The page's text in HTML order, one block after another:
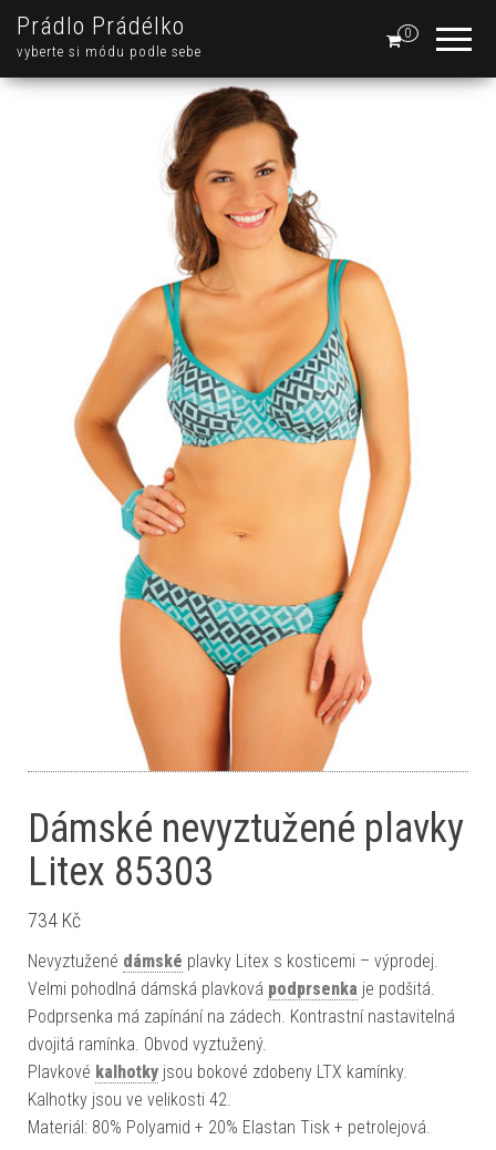
Prádlo Prádélko
vyberte si módu podle sebe
0
Dámské nevyztužené plavky
Litex 85303
734 Kč
Nevyztužené dámské plavky Litex s kosticemi – výprodej.
Velmi pohodlná dámská plavková podprsenka je podšitá.
Podprsenka má zapínání na zádech. Kontrastní nastavitelná
dvojitá ramínka. Obvod vyztužený.
Plavkové kalhotky jsou bokové zdobeny LTX kamínky.
Kalhotky jsou ve velikosti 42.
Materiál: 80% Polyamid + 20% Elastan Tisk + petrolejová.